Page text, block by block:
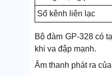
Số kênh liên lạc
Bộ đàm GP-328 có
khi va đập mạnh.
Âm thanh phát ra